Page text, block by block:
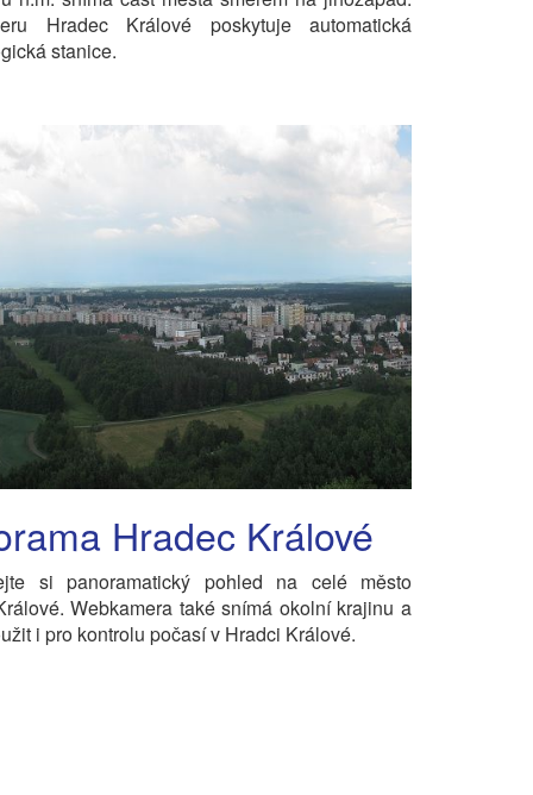
Hradec Králové poskytuje automatická
stanice.
Hradec Králové
si panoramatický pohled na celé město
Webkamera také snímá okolní krajinu a
i pro kontrolu počasí v Hradci Králové.